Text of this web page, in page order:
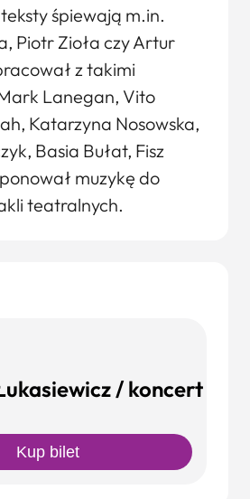
śpiewają m.in.
Piotr Zioła czy Artur
z takimi
Lanegan, Vito
Katarzyna Nosowska,
Basia Bułat, Fisz
muzykę do
teatralnych.
/ koncert
Kup bilet